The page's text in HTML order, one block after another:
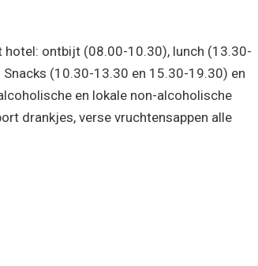
ontbijt (08.00-10.30), lunch (13.30-
(10.30-13.30 en 15.30-19.30) en
en lokale non-alcoholische
drankjes, verse vruchtensappen alle